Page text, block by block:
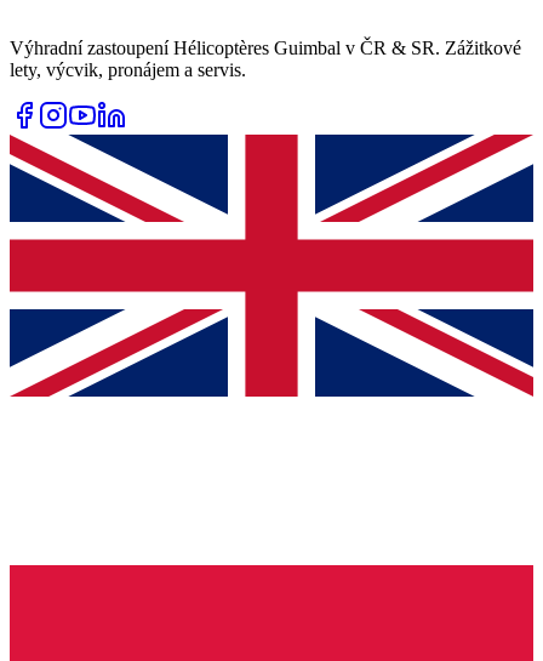
Výhradní zastoupení Hélicoptères Guimbal v ČR & SR. Zážitkové
lety, výcvik, pronájem a servis.